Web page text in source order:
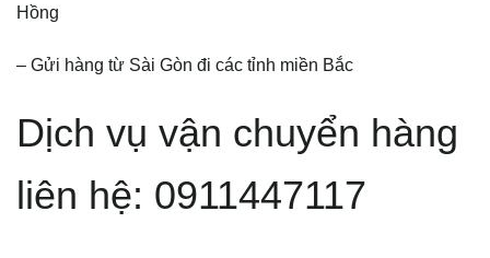
Hồng
– Gửi hàng từ Sài Gòn đi các tỉnh miền Bắc
Dịch vụ vận chuyển hàng
liên hệ: 0911447117